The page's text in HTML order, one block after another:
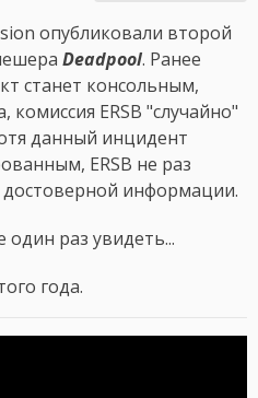
опубликовали второй
Deadpool. Ранее
станет консольным,
ERSB "случайно"
данный инцидент
ERSB не раз
информации.
раз увидеть...
года.